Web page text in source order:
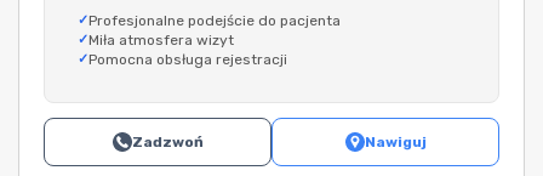
Profesjonalne podejście do pacjenta
Miła atmosfera wizyt
Pomocna obsługa rejestracji
Zadzwoń Nawiguj